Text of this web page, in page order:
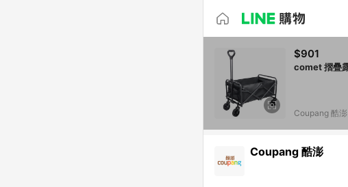
$901
Coupang 酷澎
Coupang 酷澎